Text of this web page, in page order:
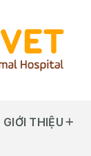
GIỚI THIỆU